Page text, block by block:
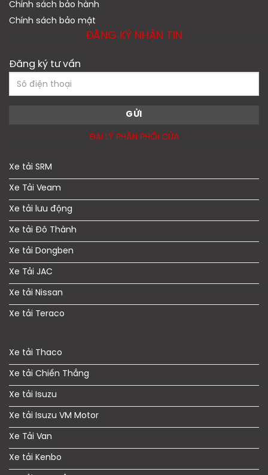
Chính sách bảo hành
Chính sách bảo mật
ĐĂNG KÝ NHẬN TIN
Đăng ký tư vấn
ĐẠI LÝ PHÂN PHỐI CỦA
Xe tải SRM
Xe Tải Veam
Xe tải lưu động
Xe tải Đô Thành
Xe tải Dongben
Xe Tải JAC
Xe tải Nissan
Xe tải Teraco
Xe tải Thaco
Xe tải Chiến Thắng
Xe tải Isuzu
Xe tải Isuzu VM Motor
Xe Tải Van
Xe tải Kenbo